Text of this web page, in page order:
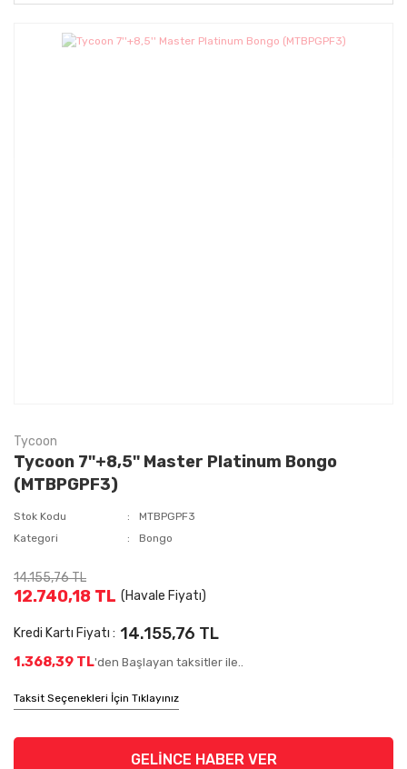
Tycoon
Tycoon 7''+8,5'' Master Platinum Bongo
(MTBPGPF3)
Stok Kodu
MTBPGPF3
Kategori
Bongo
14.155,76 TL
12.740,18 TL (Havale Fiyatı)
Kredi Kartı Fiyatı : 14.155,76 TL
1.368,39 TL'den Başlayan taksitler ile..
Taksit Seçenekleri İçin Tıklayınız
GELİNCE HABER VER